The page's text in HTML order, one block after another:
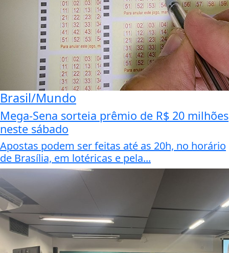
Brasil/Mundo
Mega-Sena sorteia prêmio de R$ 20 milhões
neste sábado
Apostas podem ser feitas até as 20h, no horário
de Brasília, em lotéricas e pela...